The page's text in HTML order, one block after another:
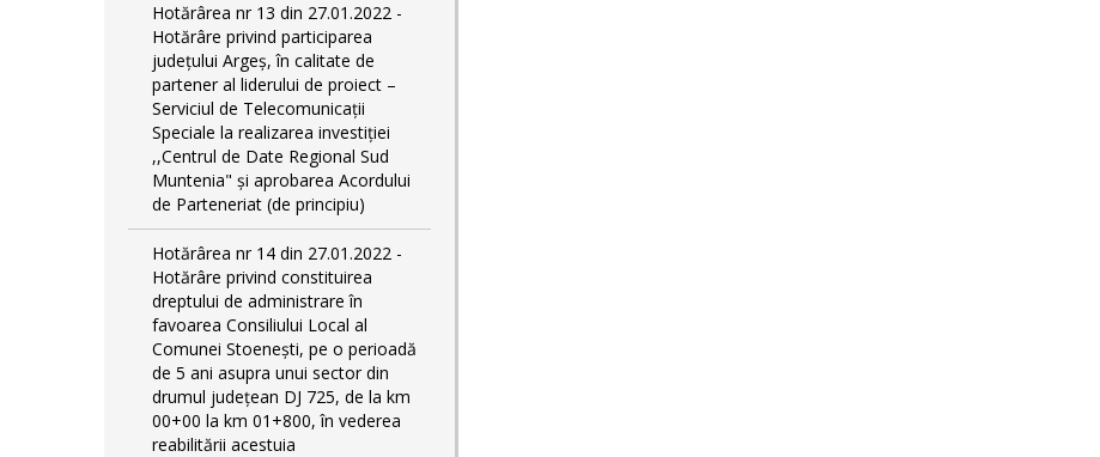
Hotărârea nr 13 din 27.01.2022 -
Hotărâre privind participarea
județului Argeș, în calitate de
partener al liderului de proiect –
Serviciul de Telecomunicații
Speciale la realizarea investiției
,,Centrul de Date Regional Sud
Muntenia" și aprobarea Acordului
de Parteneriat (de principiu)
Hotărârea nr 14 din 27.01.2022 -
Hotărâre privind constituirea
dreptului de administrare în
favoarea Consiliului Local al
Comunei Stoenești, pe o perioadă
de 5 ani asupra unui sector din
drumul județean DJ 725, de la km
00+00 la km 01+800, în vederea
reabilitării acestuia